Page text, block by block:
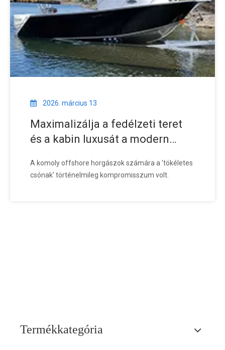
2026. március 13
Maximalizálja a fedélzeti teret
és a kabin luxusát a modern
kivitelben
A komoly offshore horgászok számára a 'tökéletes
csónak' történelmileg kompromisszum volt.
Termékkategória